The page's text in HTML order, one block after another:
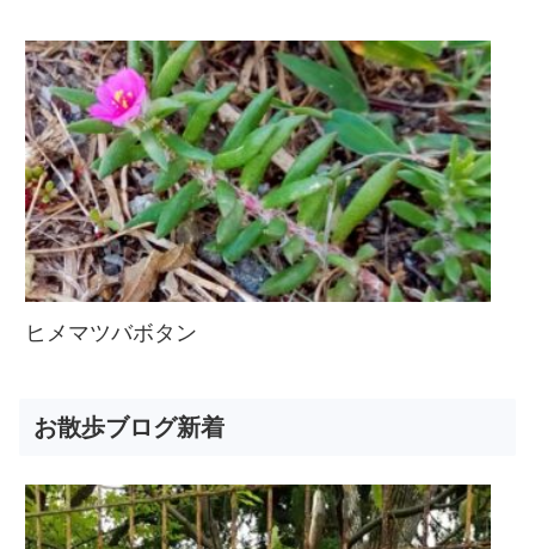
ヒメマツバボタン
お散歩ブログ新着